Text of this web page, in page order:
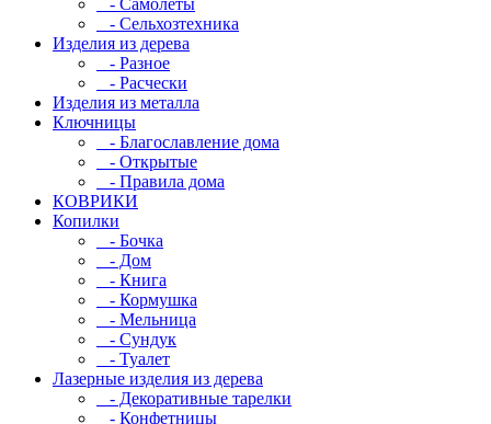
- Сельхозтехника
Изделия из дерева
- Разное
- Расчески
Изделия из металла
Ключницы
- Благославление дома
- Открытые
- Правила дома
КОВРИКИ
Копилки
- Бочка
- Дом
- Книга
- Кормушка
- Мельница
- Сундук
- Туалет
Лазерные изделия из дерева
- Декоративные тарелки
- Конфетницы